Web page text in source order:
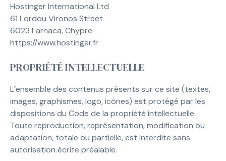
Hostinger International Ltd
61 Lordou Vironos Street
6023 Larnaca, Chypre
https://www.hostinger.fr
PROPRIÉTÉ INTELLECTUELLE
L’ensemble des contenus présents sur ce site (textes,
images, graphismes, logo, icônes) est protégé par les
dispositions du Code de la propriété intellectuelle.
Toute reproduction, représentation, modification ou
adaptation, totale ou partielle, est interdite sans
autorisation écrite préalable.